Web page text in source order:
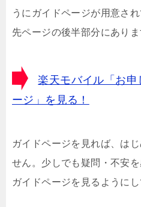
うにガイドページが用意さ
先ページの後半部分にありま
楽天モバイル「お
ージ」を見る！
ガイドページを見れば、は
せん。少しでも疑問・不安
ガイドページを見るようにし